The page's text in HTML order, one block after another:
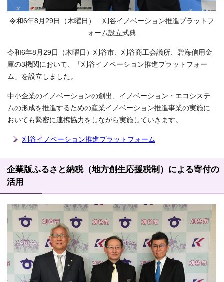
令和6年8月29日（木曜日） 刈谷イノベーション推進プラットフ
ォーム設立式典
令和6年8月29日（木曜日）刈谷市、刈谷商工会議所、碧海信用金
庫の3機関において、「刈谷イノベーション推進プラットフォー
ム」を設立しました。
中小企業のイノベーションの創出、イノベーション・エコシステ
ムの形成を推進するための産業イノベーション推進事業の実施に
おいても緊密に連携協力をしながら実施していきます。
刈谷イノベーション推進プラットフォーム
企業版ふるさと納税（地方創生応援税制）による寄付の
活用